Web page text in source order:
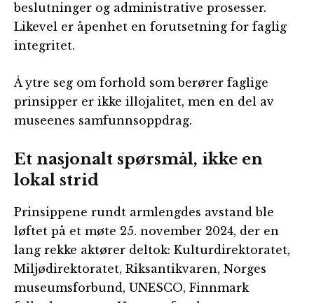
beslutninger og administrative prosesser.
Likevel er åpenhet en forutsetning for faglig
integritet.
Å ytre seg om forhold som berører faglige
prinsipper er ikke illojalitet, men en del av
museenes samfunnsoppdrag.
Et nasjonalt spørsmål, ikke en
lokal strid
Prinsippene rundt armlengdes avstand ble
løftet på et møte 25. november 2024, der en
lang rekke aktører deltok: Kulturdirektoratet,
Miljødirektoratet, Riksantikvaren, Norges
museumsforbund, UNESCO, Finnmark